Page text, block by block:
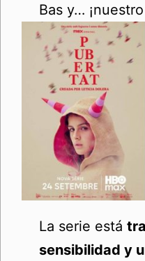
Bas y… ¡nuestro
La serie está
sensibilidad y